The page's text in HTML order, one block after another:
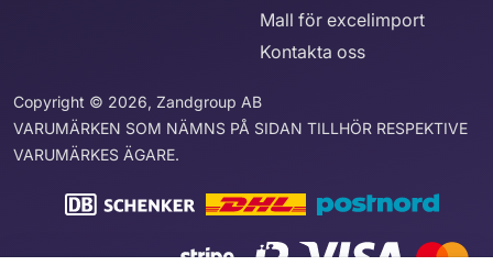
Mall för excelimport
Kontakta oss
Copyright © 2026, Zandgroup AB
VARUMÄRKEN SOM NÄMNS PÅ SIDAN TILLHÖR RESPEKTIVE
VARUMÄRKES ÄGARE.